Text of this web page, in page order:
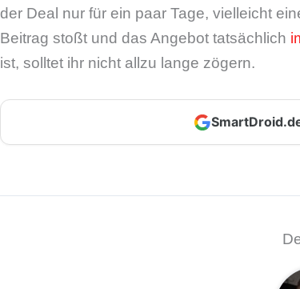
der Deal nur für ein paar Tage, vielleicht
Beitrag stoßt und das Angebot tatsächlich
ist, solltet ihr nicht allzu lange zögern.